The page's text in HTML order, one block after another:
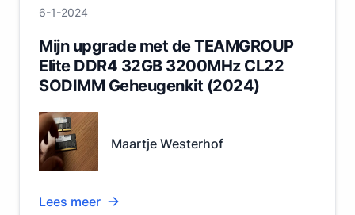
6-1-2024
Mijn upgrade met de TEAMGROUP
Elite DDR4 32GB 3200MHz CL22
SODIMM Geheugenkit (2024)
Maartje Westerhof
Lees meer